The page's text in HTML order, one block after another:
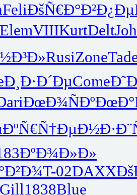
FeliÐšÑ€Ð°Ð²
ElemVIIIKurtDelt
RusiZone
Ð¸Ð·Ð´ÐµCome
ÐœÐ¾ÑÐº
Ñ†ÐµÐ½Ð·
ÐºÐ¾Ð»Ð»
T-02DAXX
Gill1838Blue